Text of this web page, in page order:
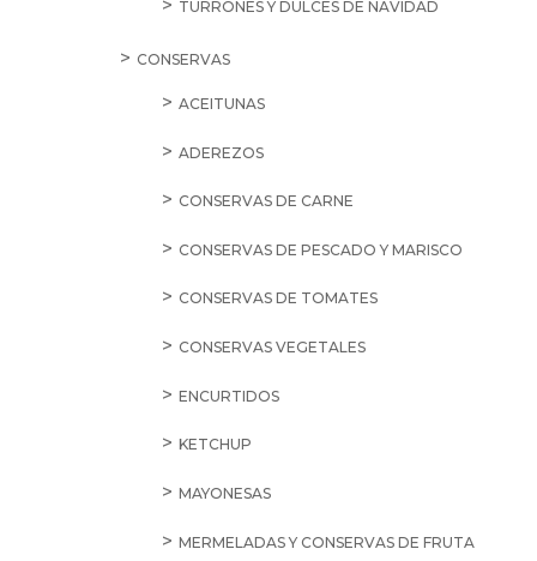
TURRONES Y DULCES DE NAVIDAD
CONSERVAS
ACEITUNAS
ADEREZOS
CONSERVAS DE CARNE
CONSERVAS DE PESCADO Y MARISCO
CONSERVAS DE TOMATES
CONSERVAS VEGETALES
ENCURTIDOS
KETCHUP
MAYONESAS
MERMELADAS Y CONSERVAS DE FRUTA